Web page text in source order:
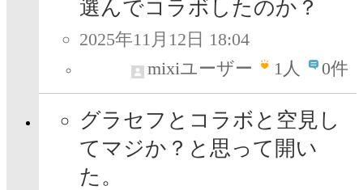
選んでコラボしたのか？
2025年11月12日 18:04
mixiユーザー
1人 0件
グラセフとコラボと空見し
てマジか？と思って開い
た。